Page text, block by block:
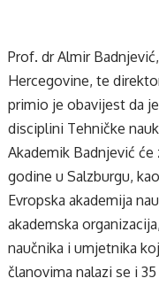
Prof. dr Almir
Hercegovine, te
primio je obavijest da
disciplini Tehničke
Akademik Badnjević
godine u Salzburgu,
Evropska akademija
akademska
naučnika i umjetnika
članovima nalazi se i